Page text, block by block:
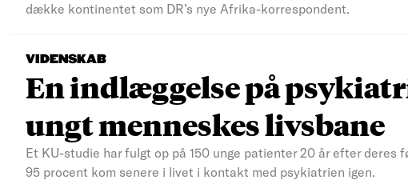
dække kontinentet som DR’s nye Afrika-korrespondent.
VIDENSKAB
En indlæggelse på
ungt menneskes livsbane
Et KU-studie har fulgt op på 150 unge patienter 20 år efter deres
95 procent kom senere i livet i kontakt med psykiatrien igen.